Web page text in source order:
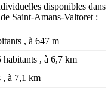
disponibles dans
Saint-Amans-Valtoret :
, à 647 m
habitants , à 6,7 km
, à 7,1 km